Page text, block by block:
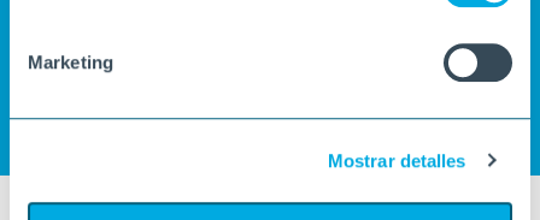
Marketing
Mostrar detalles